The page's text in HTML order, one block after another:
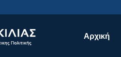
Αρχική